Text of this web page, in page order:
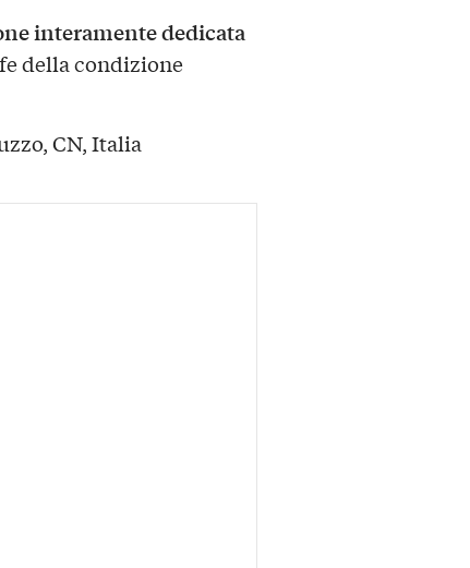
interamente dedicata
della condizione
CN, Italia